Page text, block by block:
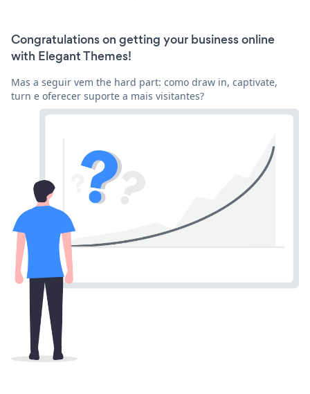
Congratulations on getting your business online
with Elegant Themes!
Mas a seguir vem the hard part: como draw in, captivate,
turn e oferecer suporte a mais visitantes?